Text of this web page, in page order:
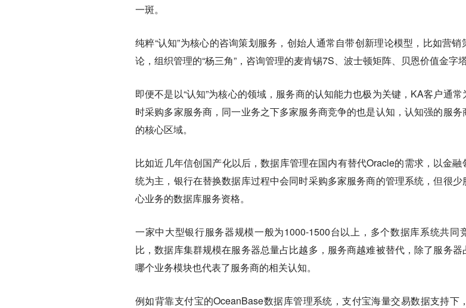
一斑。
纯粹“认知”为核心的咨询策划服务，创始人通常自带创新理论模型，比如营
论，组织管理的“杨三角”，咨询管理的麦肯锡7S、波士顿矩阵、贝恩价值金字塔
即便不是以“认知”为核心的领域，服务商的认知能力也极为关键，KA客户通
时采购多家服务商，同一业务之下多家服务商竞争的也是认知，认知强的服
的核心区域。
比如近几年信创国产化以后，数据库管理在国内有替代Oracle的需求，以金
统为主，银行在替换数据库过程中会同时采购多家服务商的管理系统，但很
心业务的数据库服务资格。
一家中大型银行服务器规模一般为1000-1500台以上，多个数据库系统共同
比，数据库集群规模在服务器总量占比越多，服务商越难被替代，除了服务
哪个业务模块也代表了服务商的相关认知。
例如背靠支付宝的OceanBase数据库管理系统，支付宝海量交易数据支持下